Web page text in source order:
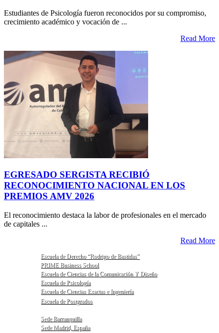
Estudiantes de Psicología fueron reconocidos por su compromiso,
crecimiento académico y vocación de ...
Read More
EGRESADO SERGISTA RECIBIÓ
RECONOCIMIENTO NACIONAL EN LOS
PREMIOS AMV 2026
El reconocimiento destaca la labor de profesionales en el mercado
de capitales ...
Read More
Escuela de Derecho “Rodrigo de Bastidas”
PRIME Business School
Escuela de Ciencias de la Comunicación Y Diseño
Escuela de Psicología
Escuela de Ciencias Exactas e Ingeniería
Escuela de Postgrados
Sede Barranquilla
Sede Madrid, España